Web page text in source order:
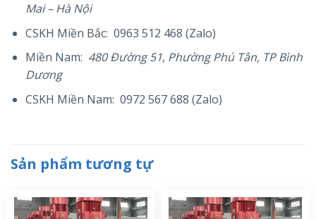
Mai – Hà Nội
CSKH Miền Bắc: 0963 512 468 (Zalo)
Miền Nam: 480 Đường 51, Phường Phú Tân, TP Bình
Dương
CSKH Miền Nam: 0972 567 688 (Zalo)
Sản phẩm tương tự